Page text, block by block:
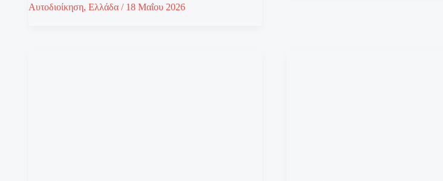
Αυτοδιοίκηση, Ελλάδα / 18 Μαΐου 2026